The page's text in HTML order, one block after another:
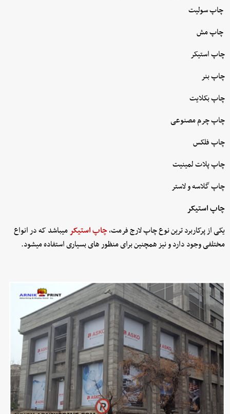
چاپ سولیت
چاپ مش
چاپ استیکر
چاپ بنر
چاپ بکلایت
چاپ چرم مصنوعی
چاپ فلکس
چاپ پلات لمینیت
چاپ گلاسه و لاستر
چاپ استیکر
یکی از پرکاربرد ترین نوع چاپ لارج فرمت،چاپ استیکر میباشد که در انواع
مختلفی وجود دارد و نیز همچنین برای منظور های بسیاری استفاده میشود.